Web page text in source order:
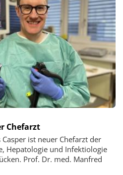
Chefarzt
ist neuer Chefarzt der
Hepatologie und Infektiologie
Prof. Dr. med. Manfred